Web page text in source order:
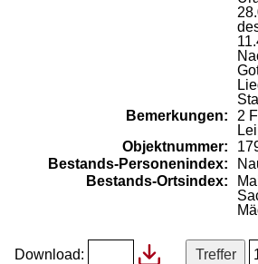
Bemerkungen:
2
Objektnummer:
Bestands-Personenindex:
Bestands-Ortsindex:
Download: